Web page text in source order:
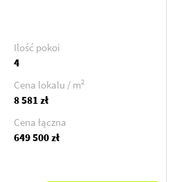
Ilość pokoi
4
Cena lokalu / m2
8 581 zł
Cena łączna
649 500 zł